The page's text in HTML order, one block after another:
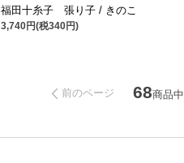
福田十糸子 張り子 / きのこ
3,740円(税340円)
前のページ 68商品中